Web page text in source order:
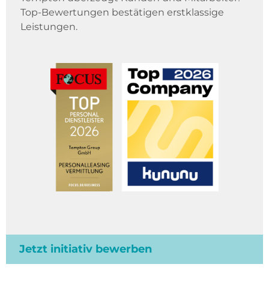
Top-Bewertungen bestätigen erstklassige
Leistungen.
Jetzt initiativ bewerben